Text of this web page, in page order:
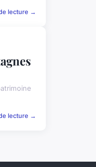
lecture →
lecture →